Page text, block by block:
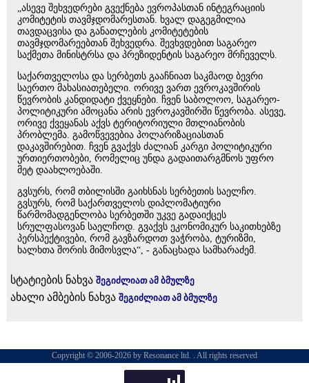
„ასევე შეხვედრები გვექნება ევროპასთან ინტეგრაციის
კომიტეტის თავმჯდომარესთან. ხვალ დაგეგმილია
თავდაცვისა და განათლების კომიტეტების
თავმჯდომარეებთან შეხვედრა. შევხვდებით საგარეო
საქმეთა მინისტრსა და პრეზიდენტის საგარეო მრჩეველს.
საქართველოსა და სერბეთს გააჩნიათ საკმაოდ ბევრი
საერთო მახასიათებელი. ორივე ვართ ევროკავშირის
წევრობის კანდიდატი ქვეყნები. ჩვენ საბოლოო, საგარეო-
პოლიტიკური ამოცანა არის ევროკავშირში წევრობა. ასევე,
ორივე ქვეყანას აქვს ტერიტორიული მთლიანობის
პრობლემა. გამოწვევებია პოლარიზაციასთან
დაკავშირებით. ჩვენ გვაქვს ძალიან კარგი პოლიტიკური
ურთიერთობები, რომელიც უნდა გადაითარგმნოს უფრო
მეტ დაახლოებაში.
გვსურს, რომ თბილისში გაიხსნას სერბეთის საელჩო.
გვსურს, რომ საქართველოს დიპლომატიური
წარმომადგენლობა სერბეთში უკვე გადაიქცეს
სრულფასოვან საელჩოდ. გვაქვს ეკონომიკურ საკითხებზე
პერსპექტივები, რომ გავზარდოთ ვაჭრობა, ტურიზმი,
ხალხთა შორის მიმოსვლა“, - განაცხადა სამხარაძემ.
სტატიების ნახვა შეგიძლიათ ამ ბმულზე
ახალი ამბების ნახვა შეგიძლიათ ამ ბმულზე
Copyright © 2006-2026 by Resonance ltd. . All rights reserved